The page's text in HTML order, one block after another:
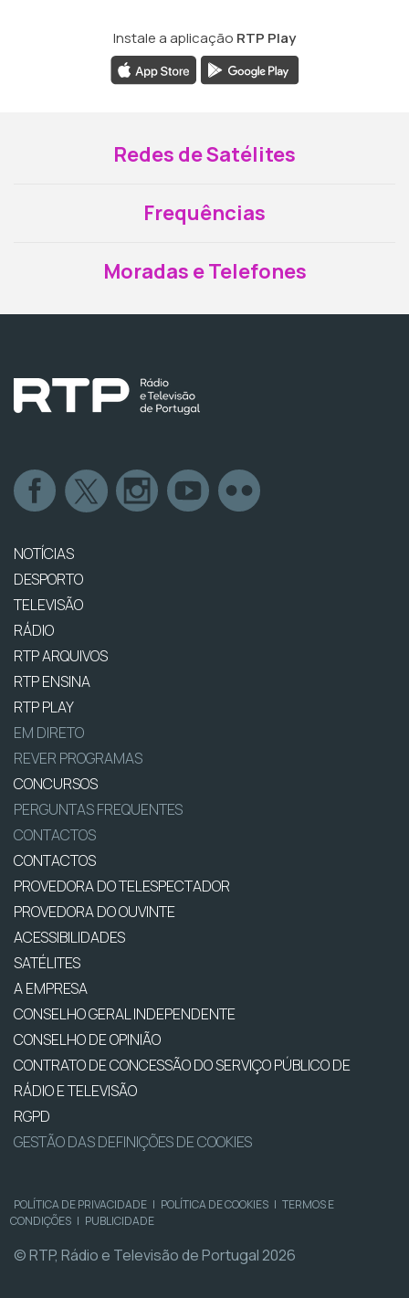
Instale a aplicação RTP Play
Redes de Satélites
Frequências
Moradas e Telefones
NOTÍCIAS
DESPORTO
TELEVISÃO
RÁDIO
RTP ARQUIVOS
RTP ENSINA
RTP PLAY
EM DIRETO
REVER PROGRAMAS
CONCURSOS
PERGUNTAS FREQUENTES
CONTACTOS
CONTACTOS
PROVEDORA DO TELESPECTADOR
PROVEDORA DO OUVINTE
ACESSIBILIDADES
SATÉLITES
A EMPRESA
CONSELHO GERAL INDEPENDENTE
CONSELHO DE OPINIÃO
CONTRATO DE CONCESSÃO DO SERVIÇO PÚBLICO DE
RÁDIO E TELEVISÃO
RGPD
GESTÃO DAS DEFINIÇÕES DE COOKIES
POLÍTICA DE PRIVACIDADE | POLÍTICA DE COOKIES | TERMOS E
CONDIÇÕES | PUBLICIDADE
© RTP, Rádio e Televisão de Portugal 2026